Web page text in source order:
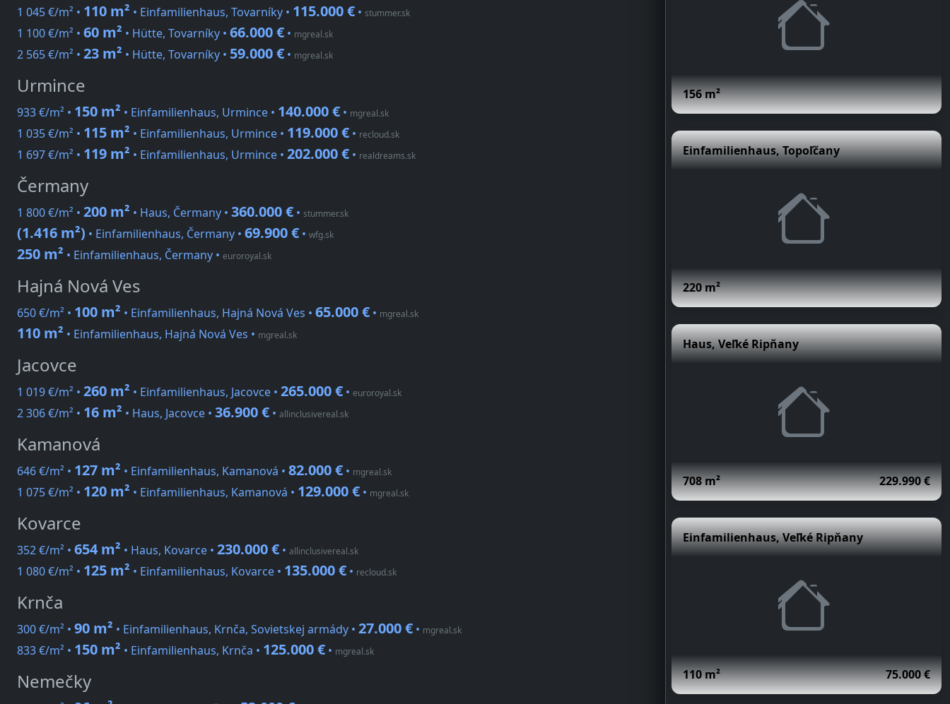
1 045 €/m² • 110 m² • Einfamilienhaus, Tovarníky • 115.000 € • stummer.sk
1 100 €/m² • 60 m² • Hütte, Tovarníky • 66.000 € • mgreal.sk
2 565 €/m² • 23 m² • Hütte, Tovarníky • 59.000 € • mgreal.sk
Urmince
933 €/m² • 150 m² • Einfamilienhaus, Urmince • 140.000 € • mgreal.sk
1 035 €/m² • 115 m² • Einfamilienhaus, Urmince • 119.000 € • recloud.sk
1 697 €/m² • 119 m² • Einfamilienhaus, Urmince • 202.000 € • realdreams.sk
Čermany
1 800 €/m² • 200 m² • Haus, Čermany • 360.000 € • stummer.sk
(1.416 m²) • Einfamilienhaus, Čermany • 69.900 € • wfg.sk
250 m² • Einfamilienhaus, Čermany • euroroyal.sk
Hajná Nová Ves
650 €/m² • 100 m² • Einfamilienhaus, Hajná Nová Ves • 65.000 € • mgreal.sk
110 m² • Einfamilienhaus, Hajná Nová Ves • mgreal.sk
Jacovce
1 019 €/m² • 260 m² • Einfamilienhaus, Jacovce • 265.000 € • euroroyal.sk
2 306 €/m² • 16 m² • Haus, Jacovce • 36.900 € • allinclusivereal.sk
Kamanová
646 €/m² • 127 m² • Einfamilienhaus, Kamanová • 82.000 € • mgreal.sk
1 075 €/m² • 120 m² • Einfamilienhaus, Kamanová • 129.000 € • mgreal.sk
Kovarce
352 €/m² • 654 m² • Haus, Kovarce • 230.000 € • allinclusivereal.sk
1 080 €/m² • 125 m² • Einfamilienhaus, Kovarce • 135.000 € • recloud.sk
Krnča
300 €/m² • 90 m² • Einfamilienhaus, Krnča, Sovietskej armády • 27.000 € • mgreal.sk
833 €/m² • 150 m² • Einfamilienhaus, Krnča • 125.000 € • mgreal.sk
Nemečky